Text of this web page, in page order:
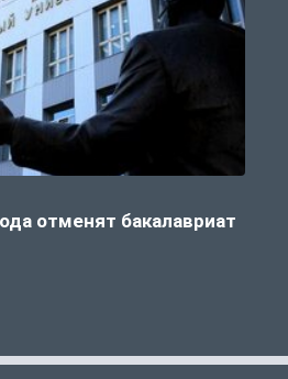
отменят бакалавриат